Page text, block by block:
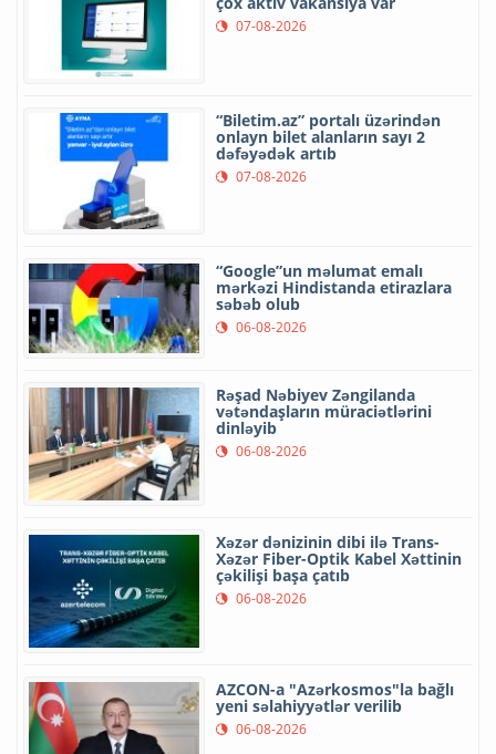
07-08-2026
“Biletim.az” portalı üzərindən
onlayn bilet alanların sayı 2
dəfəyədək artıb
07-08-2026
“Google”un məlumat emalı
mərkəzi Hindistanda etirazlara
səbəb olub
06-08-2026
Rəşad Nəbiyev Zəngilanda
vətəndaşların müraciətlərini
dinləyib
06-08-2026
Xəzər dənizinin dibi ilə Trans-
Xəzər Fiber-Optik Kabel Xəttinin
çəkilişi başa çatıb
06-08-2026
AZCON-a "Azərkosmos"la bağlı
yeni səlahiyyətlər verilib
06-08-2026